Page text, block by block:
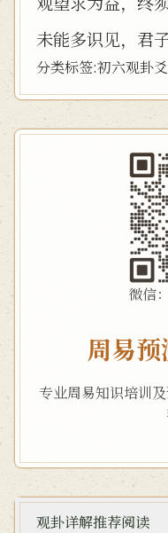
未能多识见，君
分类标签:初六观卦
微信
周易
专业周易知识培训
观卦详解推荐阅读